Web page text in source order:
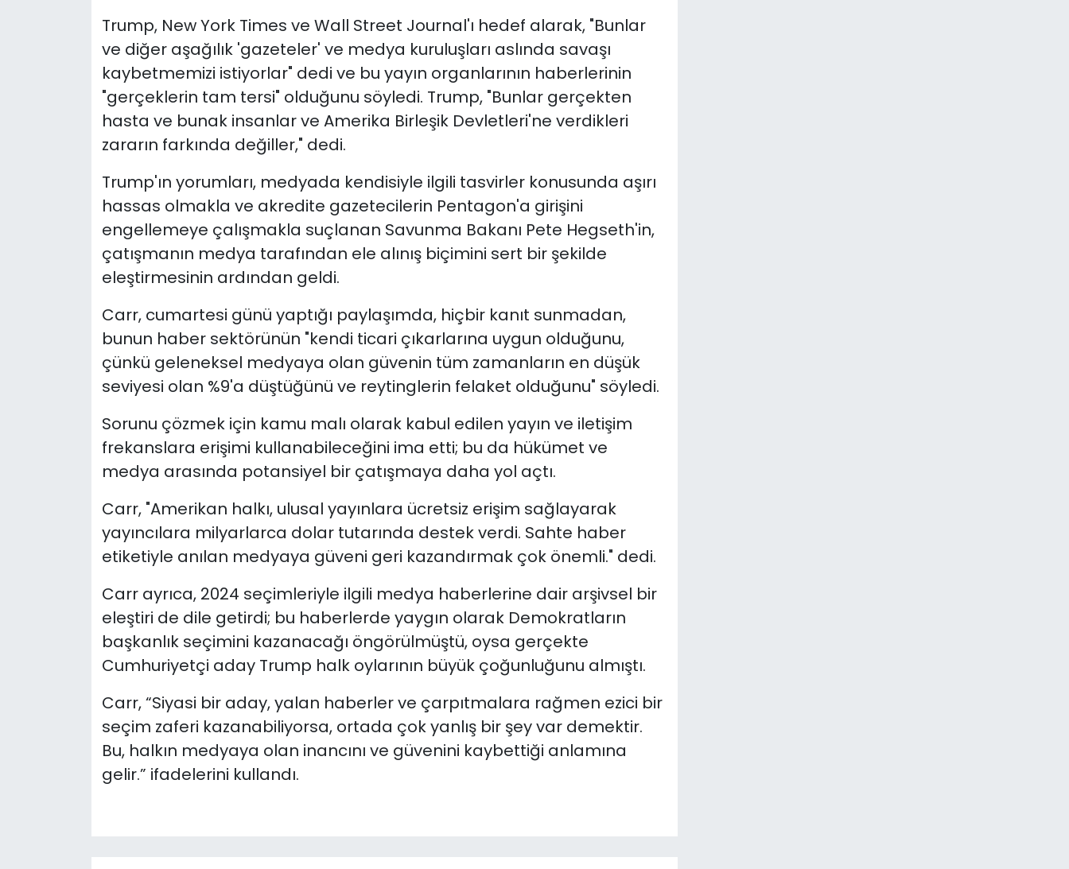
Trump, New York Times ve Wall Street Journal'ı hedef alarak, "Bunlar
ve diğer aşağılık 'gazeteler' ve medya kuruluşları aslında savaşı
kaybetmemizi istiyorlar" dedi ve bu yayın organlarının haberlerinin
"gerçeklerin tam tersi" olduğunu söyledi. Trump, "Bunlar gerçekten
hasta ve bunak insanlar ve Amerika Birleşik Devletleri'ne verdikleri
zararın farkında değiller," dedi.
Trump'ın yorumları, medyada kendisiyle ilgili tasvirler konusunda aşırı
hassas olmakla ve akredite gazetecilerin Pentagon'a girişini
engellemeye çalışmakla suçlanan Savunma Bakanı Pete Hegseth'in,
çatışmanın medya tarafından ele alınış biçimini sert bir şekilde
eleştirmesinin ardından geldi.
Carr, cumartesi günü yaptığı paylaşımda, hiçbir kanıt sunmadan,
bunun haber sektörünün "kendi ticari çıkarlarına uygun olduğunu,
çünkü geleneksel medyaya olan güvenin tüm zamanların en düşük
seviyesi olan %9'a düştüğünü ve reytinglerin felaket olduğunu" söyledi.
Sorunu çözmek için kamu malı olarak kabul edilen yayın ve iletişim
frekanslara erişimi kullanabileceğini ima etti; bu da hükümet ve
medya arasında potansiyel bir çatışmaya daha yol açtı.
Carr, "Amerikan halkı, ulusal yayınlara ücretsiz erişim sağlayarak
yayıncılara milyarlarca dolar tutarında destek verdi. Sahte haber
etiketiyle anılan medyaya güveni geri kazandırmak çok önemli." dedi.
Carr ayrıca, 2024 seçimleriyle ilgili medya haberlerine dair arşivsel bir
eleştiri de dile getirdi; bu haberlerde yaygın olarak Demokratların
başkanlık seçimini kazanacağı öngörülmüştü, oysa gerçekte
Cumhuriyetçi aday Trump halk oylarının büyük çoğunluğunu almıştı.
Carr, “Siyasi bir aday, yalan haberler ve çarpıtmalara rağmen ezici bir
seçim zaferi kazanabiliyorsa, ortada çok yanlış bir şey var demektir.
Bu, halkın medyaya olan inancını ve güvenini kaybettiği anlamına
gelir.” ifadelerini kullandı.